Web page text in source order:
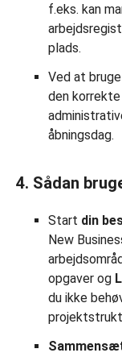
f.eks. kan
plads.
Ved at
den
åbningsdag.
4. Sådan
Start din
New
opgaver og
du ikke